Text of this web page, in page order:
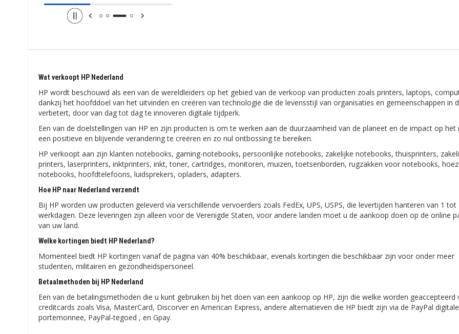
Wat verkoopt HP Nederland
HP wordt beschouwd als een van de wereldleiders op het gebied van de verkoop van producten zoals printers, laptops,
dankzij het hoofddoel van het uitvinden en creëren van technologie die de levensstijl van organisaties en gemeenschappen in
verbetert, door van dag tot dag te innoveren digitale tijdperk.
Een van de doelstellingen van HP en zijn producten is om te werken aan de duurzaamheid van de planeet en de impact op het
een positieve en blijvende verandering te creëren en zo nul ontbossing te bereiken.
HP verkoopt aan zijn klanten notebooks, gaming-notebooks, persoonlijke notebooks, zakelijke notebooks, thuisprinters,
printers, laserprinters, inktprinters, inkt, toner, cartridges, monitoren, muizen, toetsenborden, rugzakken voor notebooks,
notebooks, hoofdtelefoons, luidsprekers, opladers, adapters.
Hoe HP naar Nederland verzendt
Bij HP worden uw producten geleverd via verschillende vervoerders zoals FedEx, UPS, USPS, die levertijden hanteren van 1 tot
werkdagen. Deze leveringen zijn alleen voor de Verenigde Staten, voor andere landen moet u de aankoop doen op de online
van uw land.
Welke kortingen biedt HP Nederland?
Momenteel biedt HP kortingen vanaf de pagina van 40% beschikbaar, evenals kortingen die beschikbaar zijn voor onder meer
studenten, militairen en gezondheidspersoneel.
Betaalmethoden bij HP Nederland
Een van de betalingsmethoden die u kunt gebruiken bij het doen van een aankoop op HP, zijn die welke worden geaccepteerd
creditcards zoals Visa, MasterCard, Discorver en American Express, andere alternatieven die HP biedt zijn via de PayPal digitale
portemonnee, PayPal-tegoed , en Gpay.